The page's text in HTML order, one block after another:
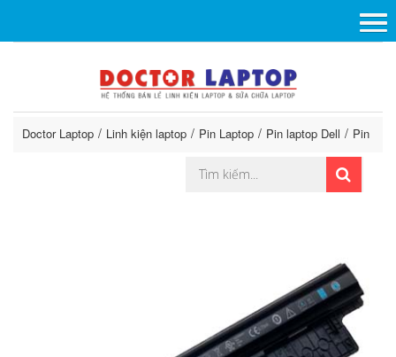
Doctor Laptop Linh kiện laptop Pin Laptop Pin laptop Dell Pin